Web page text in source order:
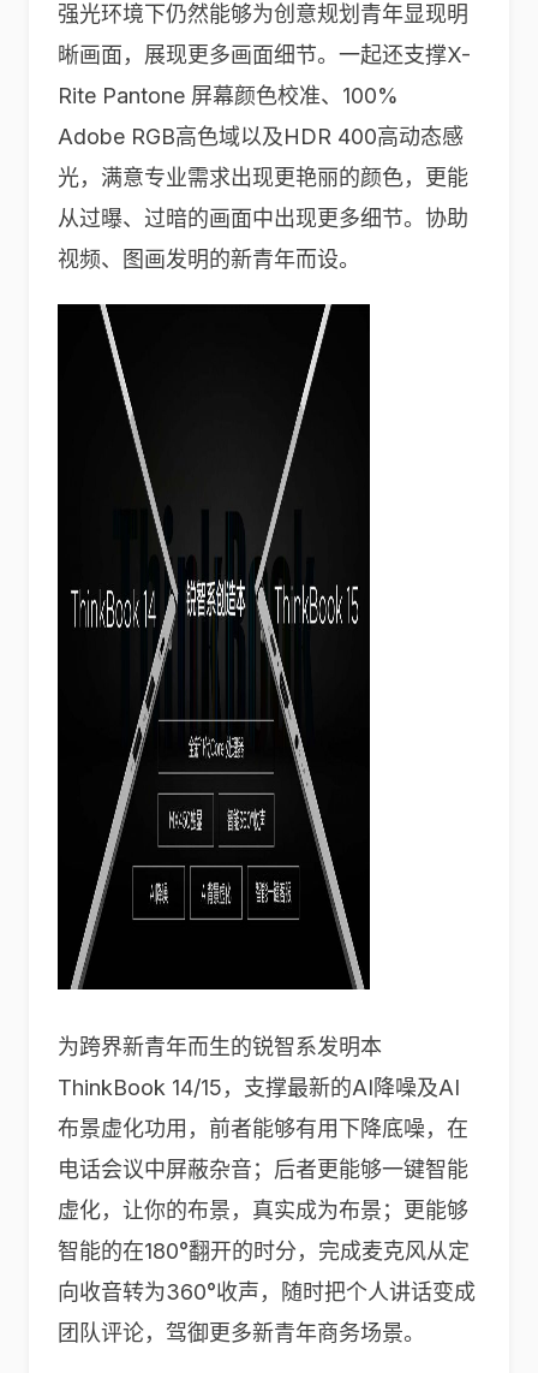
强光环境下仍然能够为创意规划青年显现明
晰画面，展现更多画面细节。一起还支撑X-
Rite Pantone 屏幕颜色校准、100%
Adobe RGB高色域以及HDR 400高动态感
光，满意专业需求出现更艳丽的颜色，更能
从过曝、过暗的画面中出现更多细节。协助
视频、图画发明的新青年而设。
为跨界新青年而生的锐智系发明本
ThinkBook 14/15，支撑最新的AI降噪及AI
布景虚化功用，前者能够有用下降底噪，在
电话会议中屏蔽杂音；后者更能够一键智能
虚化，让你的布景，真实成为布景；更能够
智能的在180°翻开的时分，完成麦克风从定
向收音转为360°收声，随时把个人讲话变成
团队评论，驾御更多新青年商务场景。